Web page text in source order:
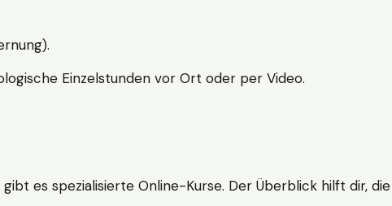
Einzelstunden vor Ort oder per Video.
es spezialisierte Online-Kurse. Der Überblick hilft dir, die